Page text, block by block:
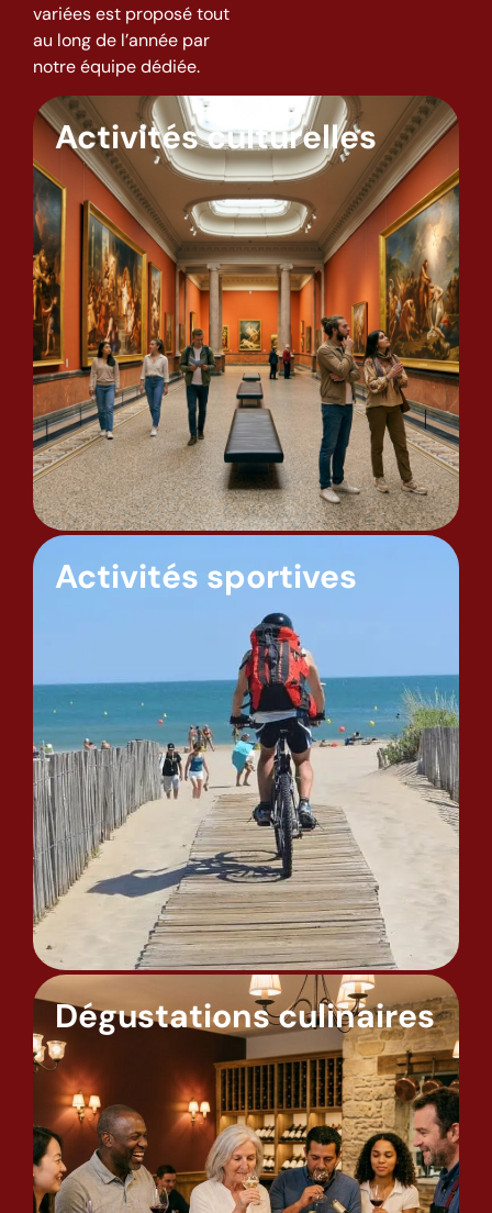
variées est proposé tout
au long de l’année par
notre équipe dédiée.
Activités culturelles
Activités sportives
Dégustations culinaires